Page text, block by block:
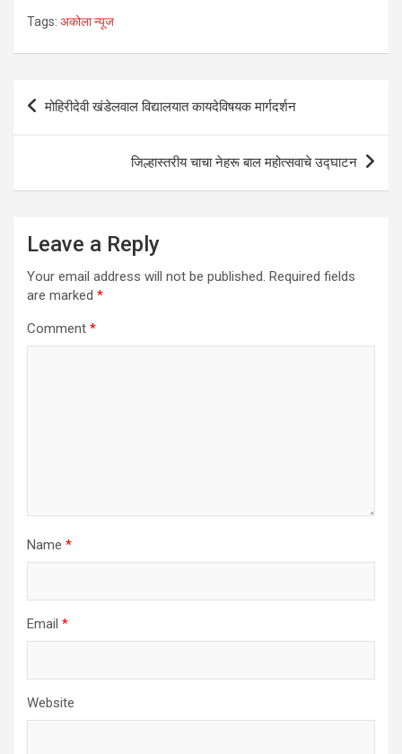
h
at
A
p
a
ce
o
n
Tags: अकोला न्यूज
Post
मोहिरीदेवी खंडेलवाल विद्यालयात कायदेविषयक मार्गदर्शन
जिल्हास्तरीय चाचा नेहरू बाल महोत्सवाचे उद्घाटन
Leave a Reply
Your email address will not be published. Required fields
are marked *
Comment *
Name *
Email *
Website